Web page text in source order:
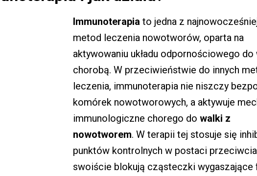
Immunoterapia to jedna z
metod leczenia nowotworów, oparta na
aktywowaniu układu odpornościowego do
chorobą. W przeciwieństwie do innych
leczenia, immunoterapia nie niszczy
komórek nowotworowych, a aktywuje
immunologiczne chorego do walki z
nowotworem. W terapii tej stosuje się
punktów kontrolnych w postaci
swoiście blokują cząsteczki wygaszające